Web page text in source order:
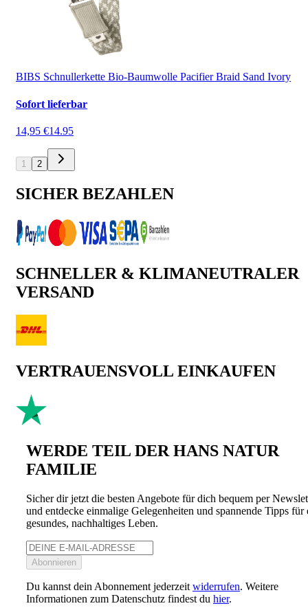
BIBS Schnullerkette Bio-Baumwolle Pacifier Braid Sand Ivory
Sofort lieferbar
14,95 €14.95
1 2
SICHER BEZAHLEN
SCHNELLER & KLIMANEUTRALER
VERSAND
VERTRAUENSVOLL EINKAUFEN
WERDE TEIL DER HANS NATUR
FAMILIE
Sicher dir jetzt die besten Angebote für dich bequem per
und entdecke einmalige Gelegenheiten und spannende Tipps für
gesundes, nachhaltiges Leben.
Abonnieren
Du kannst dein Abonnement jederzeit widerrufen. Weitere
Informationen zum Datenschutz findest du hier.